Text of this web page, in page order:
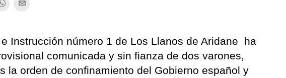
Instrucción número 1 de Los Llanos de Aridane ha
comunicada y sin fianza de dos varones,
la orden de confinamiento del Gobierno español y